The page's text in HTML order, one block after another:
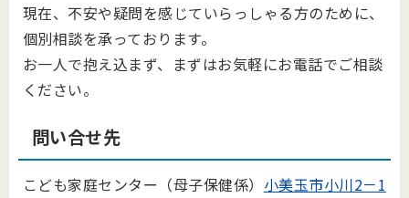
現在、不安や疑問を感じていらっしゃる方のために、
個別相談を承っております。
お一人で抱え込まず、まずはお気軽にお電話でご相談
ください。
問い合せ先
こども家庭センター（母子保健係） 小美玉市小川2－1